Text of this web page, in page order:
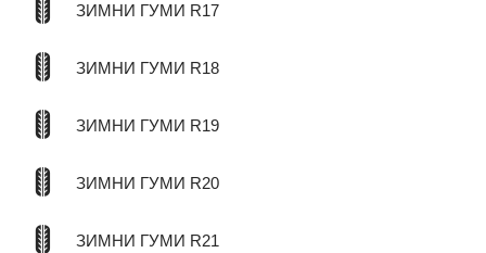
ЗИМНИ ГУМИ R17
ЗИМНИ ГУМИ R18
ЗИМНИ ГУМИ R19
ЗИМНИ ГУМИ R20
ЗИМНИ ГУМИ R21